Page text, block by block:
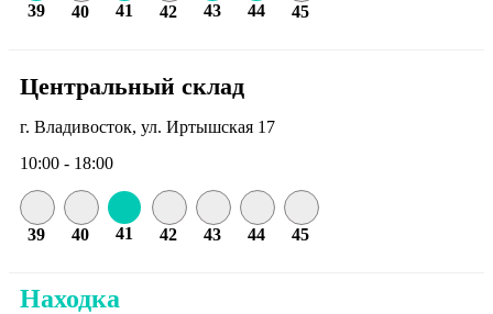
39 40 41 42 43 44 45
Центральный склад
г. Владивосток, ул. Иртышская 17
10:00 - 18:00
39 40 41 42 43 44 45
Находка